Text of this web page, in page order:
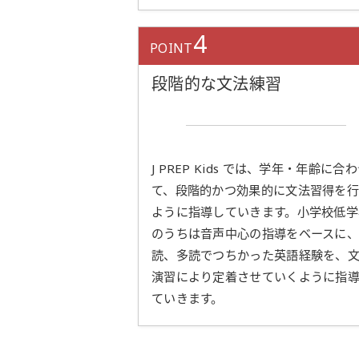
POINT4
段階的な文法練習
J PREP Kids では、学年・年齢に合
て、段階的かつ効果的に文法習得を
ように指導していきます。小学校低
のうちは音声中心の指導をベースに
読、多読でつちかった英語経験を、
演習により定着させていくように指
ていきます。